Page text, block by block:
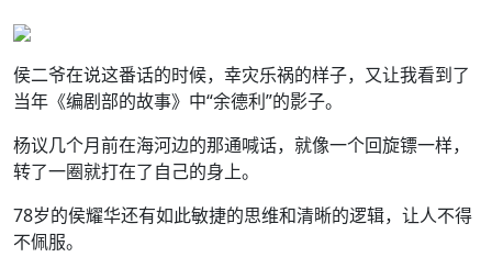
侯二爷在说这番话的时候，幸灾乐祸的样子，又让我看到了
当年《编剧部的故事》中“余德利”的影子。
杨议几个月前在海河边的那通喊话，就像一个回旋镖一样，
转了一圈就打在了自己的身上。
78岁的侯耀华还有如此敏捷的思维和清晰的逻辑，让人不得
不佩服。